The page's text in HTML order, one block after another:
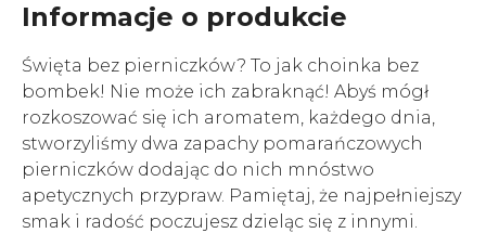
Informacje o produkcie
Święta bez pierniczków? To jak choinka bez
bombek! Nie może ich zabraknąć! Abyś mógł
rozkoszować się ich aromatem, każdego dnia,
stworzyliśmy dwa zapachy pomarańczowych
pierniczków dodając do nich mnóstwo
apetycznych przypraw. Pamiętaj, że najpełniejszy
smak i radość poczujesz dzieląc się z innymi.